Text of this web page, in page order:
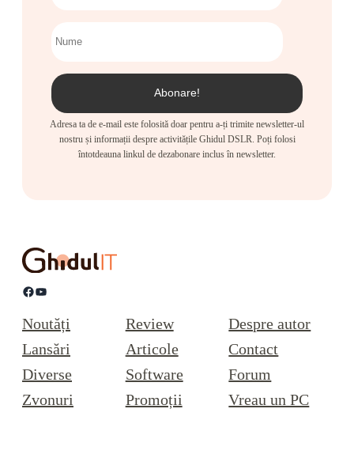
Adresa ta de e-mail este folosită doar pentru a-ți trimite newsletter-ul
nostru și informații despre activitățile Ghidul DSLR. Poți folosi
întotdeauna linkul de dezabonare inclus în newsletter.
Facebook YouTube
Noutăți
Lansări
Diverse
Zvonuri
Review
Articole
Software
Promoții
Despre autor
Contact
Forum
Vreau un PC